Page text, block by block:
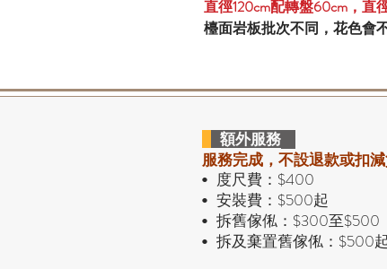
直徑120cm配轉盤60cm，直
檯面岩板批次不同，花色會
額外服務
服務完成，不設退款或扣
• 度尺費：$400
• 安裝費：$500起
• 拆舊傢俬：$300至$500
• 拆及棄置舊傢俬：$500